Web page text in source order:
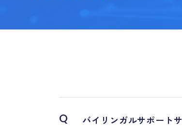
Q バイリンガルサポート